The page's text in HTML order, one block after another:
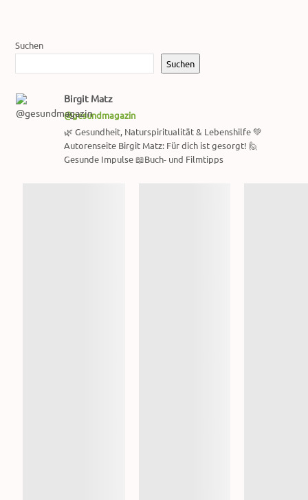
Suchen
Suchen
Birgit Matz
@gesundmagazin
🌿 Gesundheit, Naturspiritualität & Lebenshilfe 💚
Autorenseite Birgit Matz: Für dich ist gesorgt! 🙋
Gesunde Impulse 📖Buch- und Filmtipps